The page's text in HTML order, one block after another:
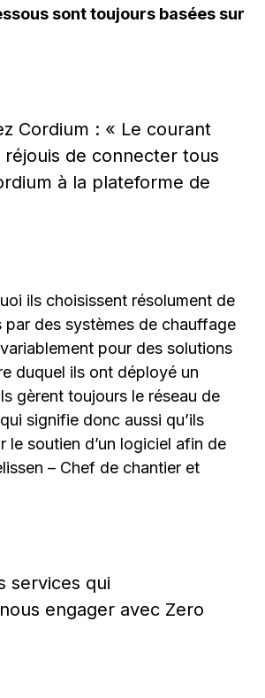
sont toujours basées sur
Cordium : « Le courant
de connecter tous
à la plateforme de
ils choisissent résolument de
des systèmes de chauffage
pour des solutions
duquel ils ont déployé un
gèrent toujours le réseau de
signifie donc aussi qu’ils
soutien d’un logiciel afin de
– Chef de chantier et
services qui
engager avec Zero